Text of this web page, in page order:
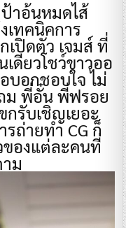
ป้าอ้นหมดไส้
เทคนิคการ
เปิดตัว เจมส์ ที่
ดียวโชว์ขาวออ
บอกชอบใจ ไม่
ม พี่อั๋น พี่ฟรอย
กรับเชิญเยอะ
ถ่ายทำ CG ก็
ของแต่ละคนที่
ม